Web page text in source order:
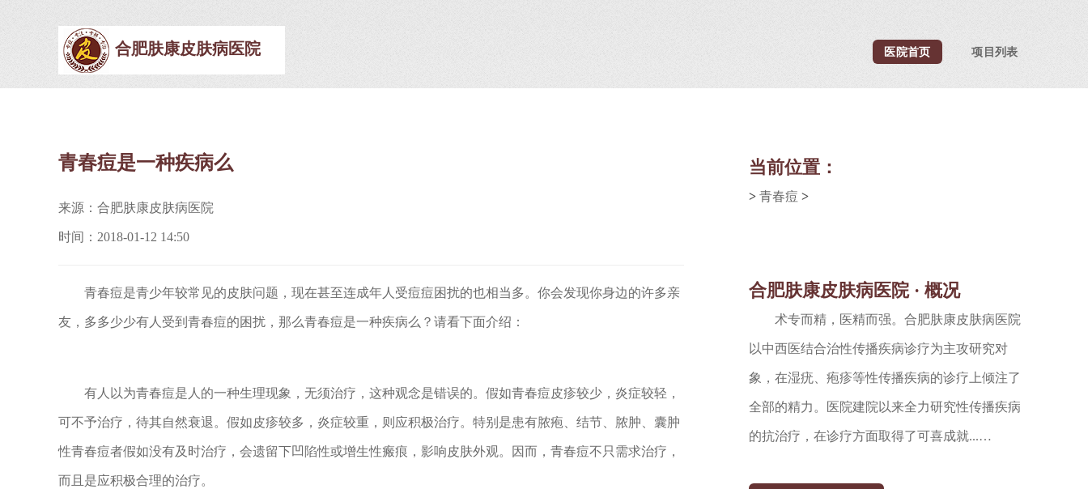
合肥肤康皮肤病医院 医院首页 项目列表
青春痘是一种疾病么
来源：合肥肤康皮肤病医院
时间：2018-01-12 14:50
青春痘是青少年较常见的皮肤问题，现在甚至连成年人受痘痘困扰的也相当多。你会发现你身边的许多亲
友，多多少少有人受到青春痘的困扰，那么青春痘是一种疾病么？请看下面介绍：
有人以为青春痘是人的一种生理现象，无须治疗，这种观念是错误的。假如青春痘皮疹较少，炎症较轻，
可不予治疗，待其自然衰退。假如皮疹较多，炎症较重，则应积极治疗。特别是患有脓疱、结节、脓肿、囊肿
性青春痘者假如没有及时治疗，会遗留下凹陷性或增生性瘢痕，影响皮肤外观。因而，青春痘不只需求治疗，
而且是应积极合理的治疗。
当前位置：
>青春痘 >
合肥肤康皮肤病医院 · 概况
术专而精，医精而强。合肥肤康皮肤病医院
以中西医结合治性传播疾病诊疗为主攻研究对
象，在湿疣、疱疹等性传播疾病的诊疗上倾注了
全部的精力。医院建院以来全力研究性传播疾病
的抗治疗，在诊疗方面取得了可喜成就...…